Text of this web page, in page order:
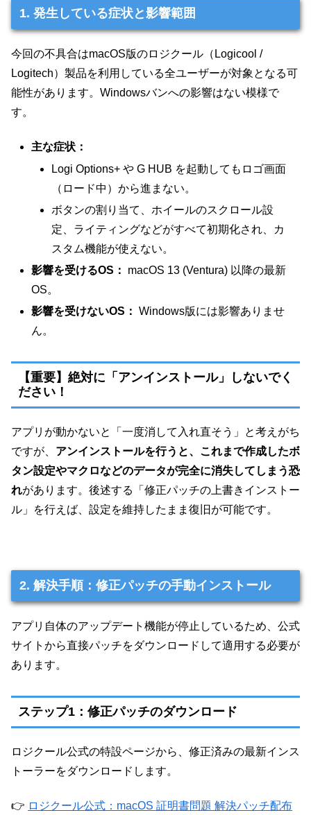
1. 発生している症状と影響範囲
今回の不具合はmacOS版のロジクール（Logicool /
Logitech）製品を利用している全ユーザーが対象となる可
能性があります。Windowsバンへの影響はない模様で
す。
主な症状：
Logi Options+ や G HUB を起動してもロゴ画面
（ロード中）から進まない。
ボタンの割り当て、ホイールのスクロール設
定、ライティングなどがすべて初期化され、カ
スタム機能が使えない。
影響を受けるOS：
macOS 13 (Ventura) 以降の最新
OS。
影響を受けないOS： Windows版には影響ありませ
ん。
【重要】絶対に「アンインストール」しないでく
ださい！
アプリが動かないと「一度消して入れ直そう」と考えがち
ですが、 アンインストールを行うと、これまで作成したボ
タン設定やマクロなどのデータが完全に消失してしまう恐
れがあります。後述する「修正パッチの上書きインストー
ル」を行えば、設定を維持したまま復旧が可能です。
2. 解決手順：修正パッチの手動インストール
アプリ自体のアップデート機能が停止しているため、公式
サイトから直接パッチをダウンロードして適用する必要が
あります。
ステップ1：修正パッチのダウンロード
ロジクール公式の特設ページから、修正済みの最新インス
トーラーをダウンロードします。
👉 ロジクール公式：macOS 証明書問題 解決パッチ配布